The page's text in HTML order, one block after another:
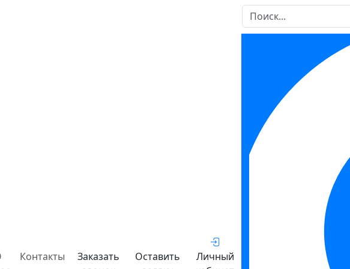
Контакты
Заказать
Оставить
Личный